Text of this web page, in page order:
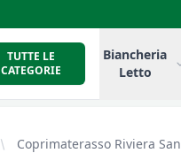
TUTTE LE
CATEGORIE
Biancheria
Letto
Coprimaterasso Riviera